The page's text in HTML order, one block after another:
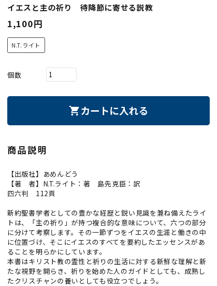
イエスと主の祈り 待降節に寄せる説教
1,100円
N.T.ライト
個数
shopping_cart カートに入れる
商品説明
【出版社】あめんどう
【著 者】N.T.ライト：著 島先克臣：訳
四六判 112頁
新約聖書学者としての豊かな経歴と鋭い見識を兼ね備えたライ
トは、「主の祈り」が持つ複合的な意味について、六つの部分
に分けて考察します。その一節ずつをイエスの生涯と働きの中
に位置づけ、そこにイエスのすべてを要約したエッセンスがあ
ることを明らかにしています。
本書はキリスト教の霊性と祈りの生活に対する新鮮な理解と新
たな視野を開らき、祈りを始めた人のガイドとしても、成熟し
たクリスチャンの養いとしても役立つでしょう。